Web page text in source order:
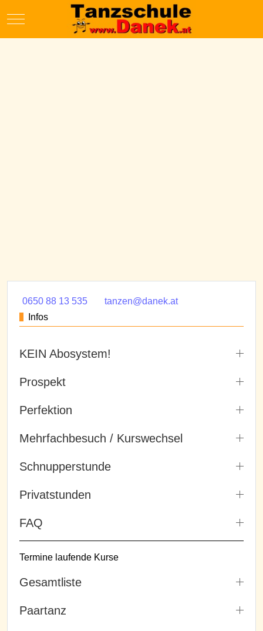
Mobile Menu Toggle
0650 88 13 535
tanzen@danek.at
Infos
KEIN Abosystem!
Prospekt
Perfektion
Mehrfachbesuch / Kurswechsel
Schnupperstunde
Privatstunden
FAQ
Termine laufende Kurse
Gesamtliste
Paartanz